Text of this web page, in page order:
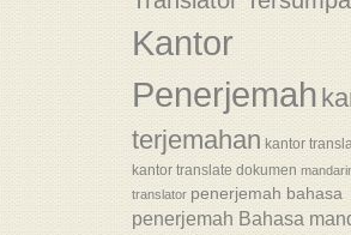
Kantor
Penerjemah
terjemahan kantor
kantor translate dokumen
translator penerjemah bahasa
penerjemah Bahasa